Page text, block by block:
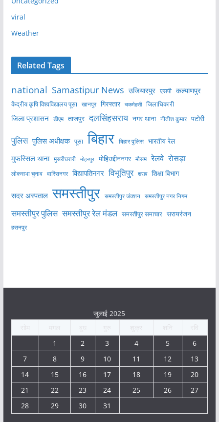
viral
Weather
Related Tags
national Samastipur News उजियारपुर एसपी कल्याणपुर
केंद्रीय कृषि विश्वविद्यालय पूसा खानपुर गिरफ्तार चकमेहसी जिलाधिकारी
जिला प्रशासन डीएम ताजपुर दलसिंहसराय नगर थाना नीतीश कुमार पटोरी
पुलिस पुलिस अधीक्षक पूसा बिहार बिहार पुलिस भारतीय रेल
मुफस्सिल थाना मुसरीघरारी मोहनपुर मोहिउद्दीननगर मौसम रेलवे रोसड़ा
लोकसभा चुनाव वारिसनगर विद्यापतिनगर विभूतिपुर शराब शिक्षा विभाग
सदर अस्पताल समस्तीपुर समस्तीपुर जंक्शन समस्तीपुर नगर निगम
समस्तीपुर पुलिस समस्तीपुर रेल मंडल समस्तीपुर समाचार सरायरंजन
हसनपुर
जुलाई 2025
1
2 3 4 5
6
7
8 9 10 11 12
13
14
15 16 17 18 19
20
21
22 23 24 25 26
27
28
29 30 31